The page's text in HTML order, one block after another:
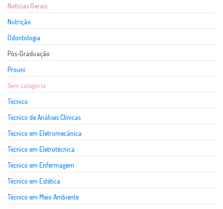
Notícias Gerais
Nutrição
Odontologia
Pós-Graduação
Prouni
Sem categoria
Técnico
Técnico de Análises Clínicas
Técnico em Eletromecânica
Técnico em Eletrotécnica
Técnico em Enfermagem
Técnico em Estética
Técnico em Meio Ambiente